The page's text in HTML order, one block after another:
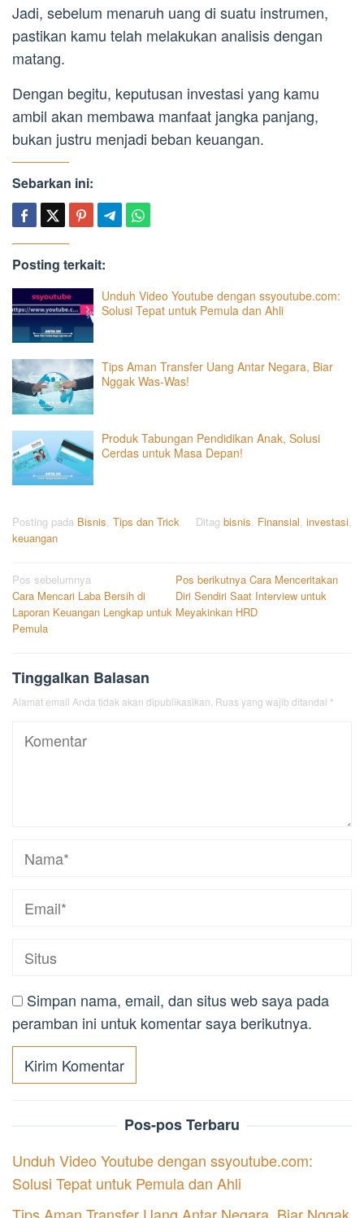
Jadi, sebelum menaruh uang di suatu instrumen,
pastikan kamu telah melakukan analisis dengan
matang.
Dengan begitu, keputusan investasi yang kamu
ambil akan membawa manfaat jangka panjang,
bukan justru menjadi beban keuangan.
Sebarkan ini:
Posting terkait:
Unduh Video Youtube dengan ssyoutube.com:
Solusi Tepat untuk Pemula dan Ahli
Tips Aman Transfer Uang Antar Negara, Biar
Nggak Was-Was!
Produk Tabungan Pendidikan Anak, Solusi
Cerdas untuk Masa Depan!
Posting pada Bisnis, Tips dan Trick Ditag bisnis, Finansial, investasi,
keuangan
Navigasi
pos
Pos sebelumnya
Cara Mencari Laba Bersih di
Laporan Keuangan Lengkap untuk
Pemula
Pos berikutnyaCara Menceritakan
Diri Sendiri Saat Interview untuk
Meyakinkan HRD
Tinggalkan Balasan
Alamat email Anda tidak akan dipublikasikan. Ruas yang wajib ditandai *
Simpan nama, email, dan situs web saya pada
peramban ini untuk komentar saya berikutnya.
Pos-pos Terbaru
Unduh Video Youtube dengan ssyoutube.com:
Solusi Tepat untuk Pemula dan Ahli
Tips Aman Transfer Uang Antar Negara, Biar Nggak